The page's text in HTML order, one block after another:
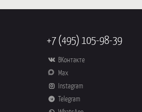
+7 (495) 105-98-39
ВКонтакте
Max
Instagram
Telegram